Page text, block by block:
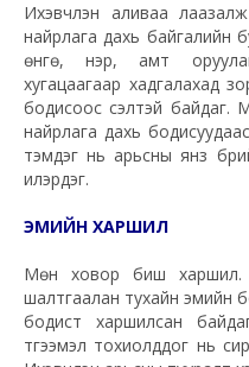
Ихэвчлэн аливаа
найрлага дахь байгалийн
өнгө, үнэр, амт
хугацаагаар хадгалахад
бодисоос үүсэлтэй байдаг.
найрлага дахь
тэмдэг нь арьсны янз
илэрдэг.
ЭМИЙН ХАРШИЛ
Мөн ховор биш харшил.
шалтгаалан тухайн эмийн
бодист харшилсан
түгээмэл тохиолддог нь